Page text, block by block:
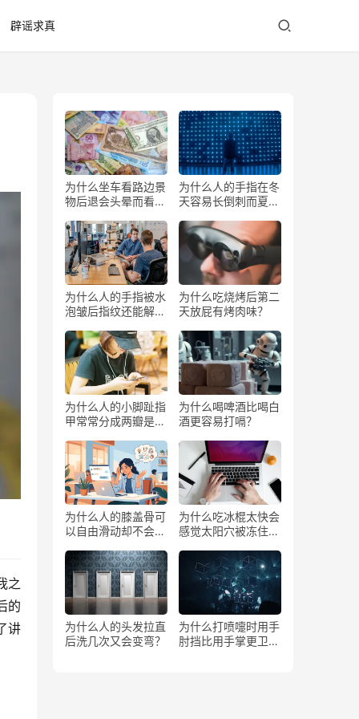
辟谣求真
之
的
讲
为什么坐车看路边景
物后退会头晕而看前
为什么人的手指在冬
天容易长倒刺而夏天
为什么人的手指被水
泡皱后指纹还能解锁
为什么吃烧烤后第二
天放屁有烤肉味？
为什么人的小脚趾指
甲常常分成两瓣是返
为什么喝啤酒比喝白
酒更容易打嗝？
为什么人的膝盖骨可
以自由滑动却不会掉
为什么吃冰棍太快会
感觉太阳穴被冻住了
为什么人的头发拉直
后洗几次又会变弯？
为什么打喷嚏时用手
肘挡比用手掌更卫